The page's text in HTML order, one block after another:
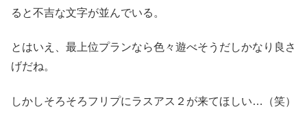
ると不吉な文字が並んでいる。
とはいえ、最上位プランなら色々遊べそうだしかなり良さ
げだね。
しかしそろそろフリプにラスアス２が来てほしい…（笑）